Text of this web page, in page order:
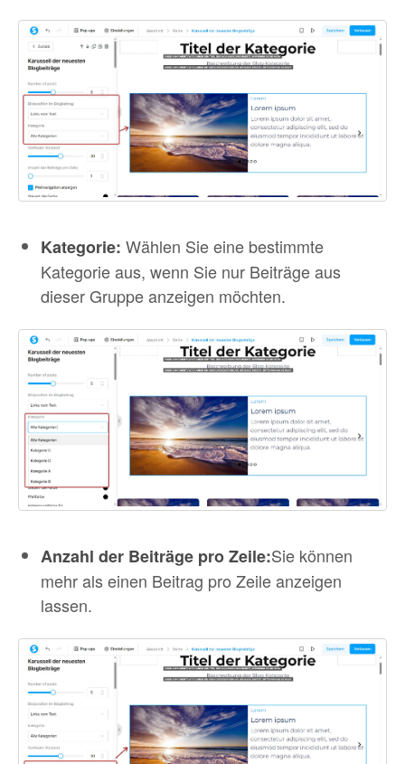
Kategorie: Wählen Sie eine bestimmte
Kategorie aus, wenn Sie nur Beiträge aus
dieser Gruppe anzeigen möchten.
Anzahl der Beiträge pro Zeile:Sie können
mehr als einen Beitrag pro Zeile anzeigen
lassen.